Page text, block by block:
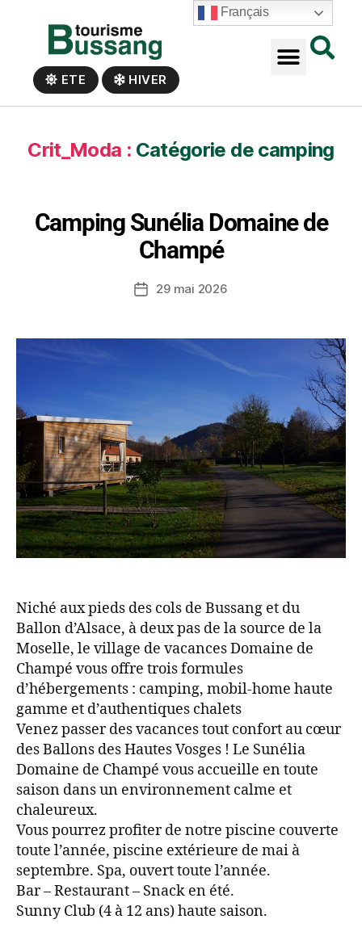
ETE HIVER
Crit_Moda : Catégorie de camping
Camping Sunélia Domaine de
Champé
29 mai 2026
Niché aux pieds des cols de Bussang et du
Ballon d’Alsace, à deux pas de la source de la
Moselle, le village de vacances Domaine de
Champé vous offre trois formules
d’hébergements : camping, mobil-home haute
gamme et d’authentiques chalets
Venez passer des vacances tout confort au cœur
des Ballons des Hautes Vosges ! Le Sunélia
Domaine de Champé vous accueille en toute
saison dans un environnement calme et
chaleureux.
Vous pourrez profiter de notre piscine couverte
toute l’année, piscine extérieure de mai à
septembre. Spa, ouvert toute l’année.
Bar – Restaurant – Snack en été.
Sunny Club (4 à 12 ans) haute saison.
Français
Panneau de gestion des cookies